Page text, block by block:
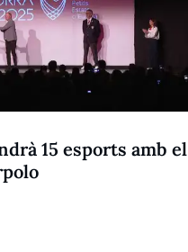
15 esports amb el